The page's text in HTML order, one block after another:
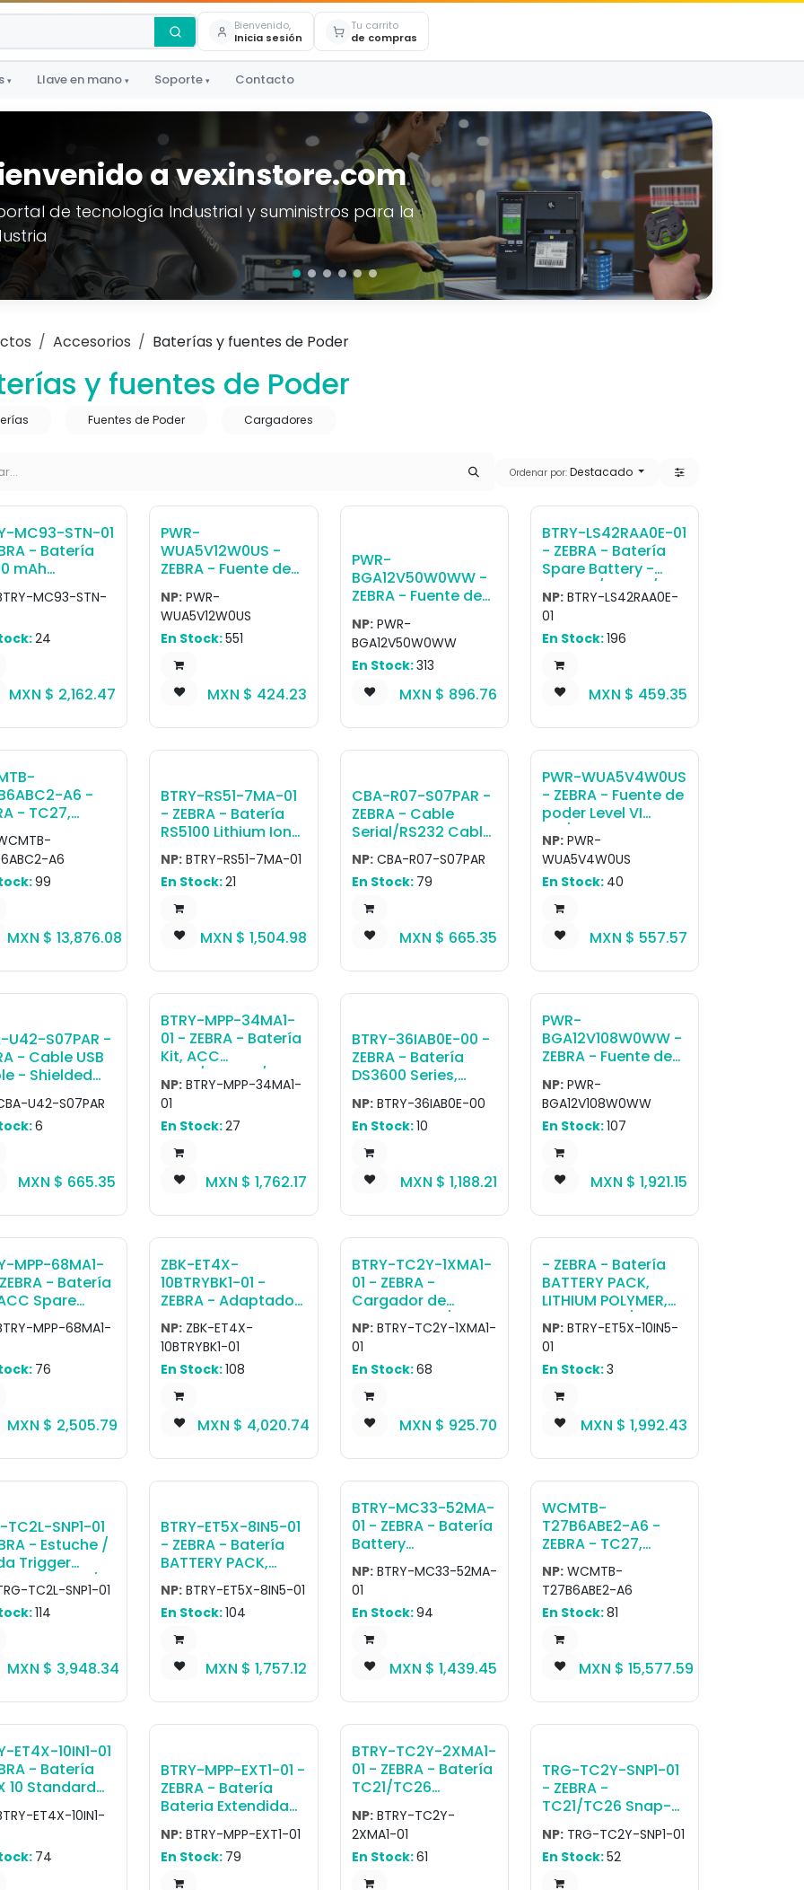
Bienvenido,
Inicia sesión
Tu carrito
de compras
▾ Llave en mano ▾ Soporte ▾ Contacto
a vexinstore.com
de tecnología Industrial y suministros para la
Accesorios Baterías y fuentes de Poder
y fuentes de Poder
Fuentes de Poder Cargadores
Ordenar por: Destacado
MC93-STN-01
- Batería
mAh
battery
MC9300 /
/ MC9450
MC93-STN-
24
MXN $ 2,162.47
PWR-
WUA5V12W0US -
ZEBRA - Fuente de
power supply
adaptor with US
plug. Used with
USB-C Cable (CBL-
TC5X-USBC2A-01)
to charge device.
NP: PWR-
WUA5V12W0US
En Stock:551
MXN $ 424.23
PWR-
BGA12V50W0WW -
ZEBRA - Fuente de
efficiency AC / DC
power supply brick
used to power
single-slot cradle
or four-slot battery
and country-
cord are all sold
separately.
NP: PWR-
BGA12V50W0WW
En Stock:313
MXN $ 896.76
BTRY-LS42RAA0E-01
- ZEBRA - Batería
Spare Battery -
DS6878/LI4278/LS4
278
NP: BTRY-LS42RAA0E-
01
En Stock:196
MXN $ 459.35
A6 -
- TC27,
TC27; WWAN,
6, SE4710,
6",
64GB, 16MP
I/O, Standard
C, SIM & ESIM,
ROW
A6
99
MXN $ 13,876.08
BTRY-RS51-7MA-01
- ZEBRA - Batería
RS5100 Lithium Ion
Battery, Extended
735mAh, Worldwide
NP: BTRY-RS51-7MA-01
En Stock:21
MXN $ 1,504.98
CBA-R07-S07PAR -
ZEBRA - Cable
Serial/RS232 Cable
- RS232: DB9
Female Connector,
7ft. (2.1m) Straight,
TxD on 2 Requires
NP: CBA-R07-S07PAR
En Stock: 79
MXN $ 665.35
PWR-WUA5V4W0US
- ZEBRA - Fuente de
poder Level VI
AC/DC Power
Supply Wall
Adapter, with
Captive DC Cable
and US Adapter
240V, 0.2A DC
5.7W
NP: PWR-
WUA5V4W0US
En Stock: 40
MXN $ 557.57
U42-S07PAR -
- Cable USB
- Shielded
Series A
7ft.
Straight,
12V Power
U42-S07PAR
6
MXN $ 665.35
BTRY-MPP-34MA1-
01 - ZEBRA - Batería
Kit, ACC
QLN2/3,ZQ510/20,Z
Q511/21,ZQ610/20/Z
Q610 Plus/620 Plus
Spare Smart
Battery
NP: BTRY-MPP-34MA1-
01
En Stock:27
MXN $ 1,762.17
BTRY-36IAB0E-00 -
ZEBRA - Batería
DS3600 Series,
LS3600 Series,
LI3600 Series
NP: BTRY-36IAB0E-00
En Stock:10
MXN $ 1,188.21
PWR-
BGA12V108W0WW -
ZEBRA - Fuente de
efficiency AC/DC
power supply brick
operates within a
voltage range of
100-240 VAC. It
delivers 12V,
resulting in a power
output of 108W.
Country-specific
AC cable is sold
separately.
NP: PWR-
BGA12V108W0WW
En Stock:107
MXN $ 1,921.15
MPP-68MA1-
- Batería
Spare
Battery
ZQ630 Plus,
ZQ630RPlu
MPP-68MA1-
76
MXN $ 2,505.79
ZBK-ET4X-
10BTRYBK1-01 -
ZEBRA - Adaptador
Back for PowerPack
External Battery for
10in ET40, ET45
(Includes Rotating
(Optional
Battery sold
separately)
NP: ZBK-ET4X-
10BTRYBK1-01
En Stock:108
MXN $ 4,020.74
BTRY-TC2Y-1XMA1-
01 - ZEBRA -
Cargador de
batería TC21/TC26
Basic
PowerPrecision LI-
ON Battery - 3300
mAh - Single
NP: BTRY-TC2Y-1XMA1-
01
En Stock:68
MXN $ 925.70
- ZEBRA - Batería
BATTERY PACK,
LITHIUM POLYMER,
9660 MAHR / 3.85 V
/ 37.1 WHR, ET51 OR
ET56 10 ANDROID
ONLY, REPLACEMENT
INTERNAL BATTERY
NP: BTRY-ET5X-10IN5-
01
En Stock:3
MXN $ 1,992.43
TC2L-SNP1-01
- Estuche /
Trigger
for TC22 /
devices that
for scan-
TC2L-SNP1-01
114
MXN $ 3,948.34
BTRY-ET5X-8IN5-01
- ZEBRA - Batería
BATTERY PACK,
LITHIUM POLYMER,
6440 MAHR / 3.8 V /
24.4 WHR, ET51 OR
ET56 8 ANDROID
INTERNAL BATTERY
NP: BTRY-ET5X-8IN5-01
En Stock:104
MXN $ 1,757.12
BTRY-MC33-52MA-
01 - ZEBRA - Batería
Battery
Pack,Lithium
ION,PP+ MC3300
High Capacity
Battery QTY-1
NP: BTRY-MC33-52MA-
01
En Stock:94
MXN $ 1,439.45
WCMTB-
T27B6ABE2-A6 -
ZEBRA - TC27,
Computadora
táctil TC27; WWAN,
5G, Wifi 6, SE4710,
Pantalla 6",
6GB/64GB, 16MP
Back I/O, Bateria
USB-C, SIM & ESIM,
GMS, ROW
NP: WCMTB-
T27B6ABE2-A6
En Stock:81
MXN $ 15,577.59
ET4X-10IN1-01
- Batería
10 Standard
Battery
ET40, ET45,
ET45HC
ET4X-10IN1-
74
BTRY-MPP-EXT1-01 -
ZEBRA - Batería
Bateria Extendida
ZQ51,ZQ52,ZQ61,ZQ6
2
NP: BTRY-MPP-EXT1-01
En Stock: 79
BTRY-TC2Y-2XMA1-
01 - ZEBRA - Batería
TC21/TC26
PowerPrecision LI-
ON Battery - 5260
mAh - Single
NP: BTRY-TC2Y-
2XMA1-01
En Stock:61
TRG-TC2Y-SNP1-01
- ZEBRA -
TC21/TC26 Snap-
On Trigger Handle,
supports deivce
with either basic or
Bateria Extendida
NP: TRG-TC2Y-SNP1-01
En Stock:52